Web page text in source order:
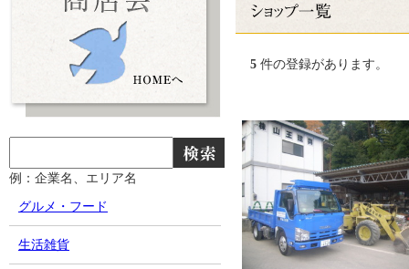
例：企業名、エリア名
グルメ・フード
生活雑貨
5 件の登録があります。